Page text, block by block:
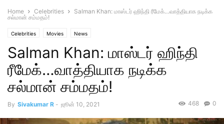
Home Celebrities
Salman Khan: மாஸ்டர் ஹிந்தி ரீமேக்…வாத்தியாக நடிக்க
சல்மான் சம்மதம்!
Celebrities Movies News
Salman Khan: மாஸ்டர் ஹிந்தி
ரீமேக்…வாத்தியாக நடிக்க
சல்மான் சம்மதம்!
By Sivakumar R - ஜூன் 10, 2021 0
468